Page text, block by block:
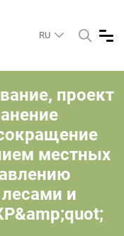
RU
проект
местных
и